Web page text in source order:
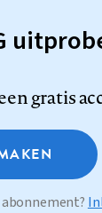
gratis